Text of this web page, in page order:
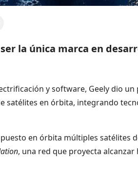
la única marca en
y software, Geely dio un
satélites en órbita, integrando
en órbita múltiples satélites
, una red que proyecta alcanzar